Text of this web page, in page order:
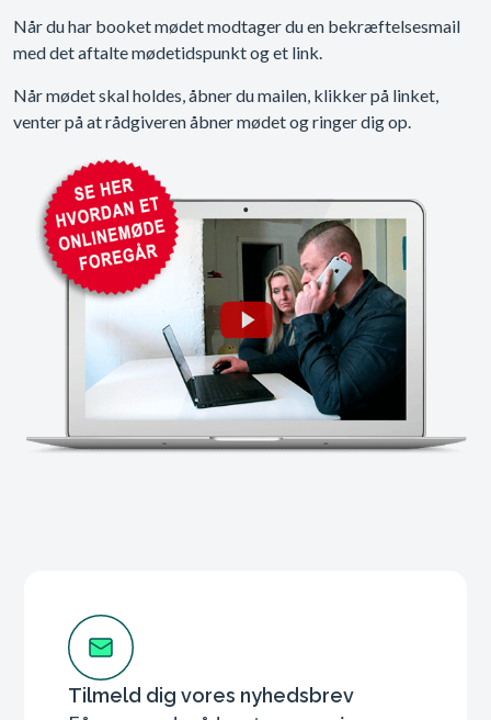
Når du har booket mødet modtager du en bekræftelsesmail
med det aftalte mødetidspunkt og et link.
Når mødet skal holdes, åbner du mailen, klikker på linket,
venter på at rådgiveren åbner mødet og ringer dig op.
Tilmeld dig vores nyhedsbrev